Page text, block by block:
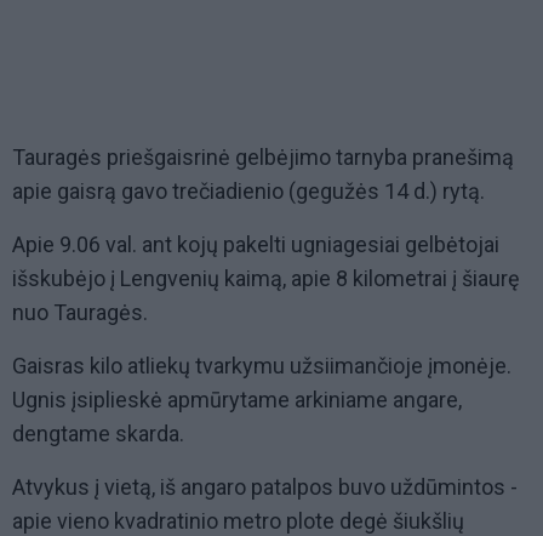
Tauragės priešgaisrinė gelbėjimo tarnyba pranešimą
apie gaisrą gavo trečiadienio (gegužės 14 d.) rytą.
Apie 9.06 val. ant kojų pakelti ugniagesiai gelbėtojai
išskubėjo į Lengvenių kaimą, apie 8 kilometrai į šiaurę
nuo Tauragės.
Gaisras kilo atliekų tvarkymu užsiimančioje įmonėje.
Ugnis įsiplieskė apmūrytame arkiniame angare,
dengtame skarda.
Atvykus į vietą, iš angaro patalpos buvo uždūmintos -
apie vieno kvadratinio metro plote degė šiukšlių